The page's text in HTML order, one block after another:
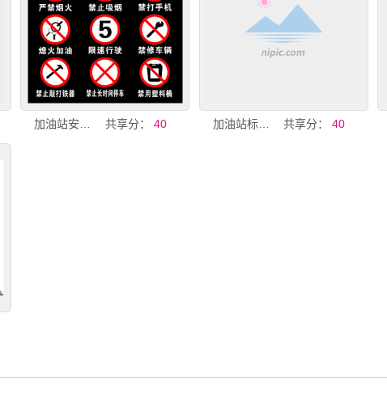
共享分： 40 加油站标识牌 共享分：40